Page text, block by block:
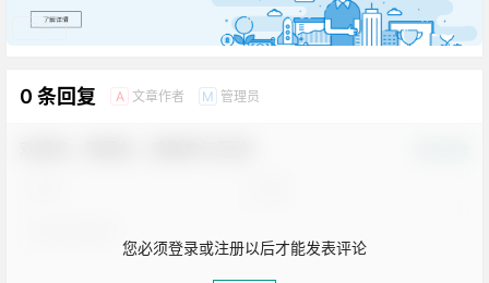
广告
0 条回复 A 文章作者 M 管理员
您必须登录或注册以后才能发表评论